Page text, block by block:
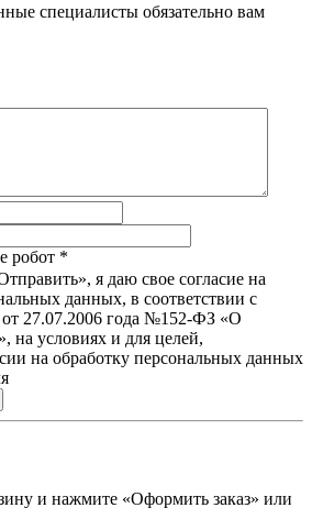
специалисты обязательно вам
робот *
я даю свое согласие на
данных, в соответствии с
27.07.2006 года №152-ФЗ «О
на условиях и для целей,
на обработку персональных данных
и нажмите «Оформить заказ» или